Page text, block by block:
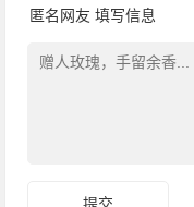
匿名网友 填写信息